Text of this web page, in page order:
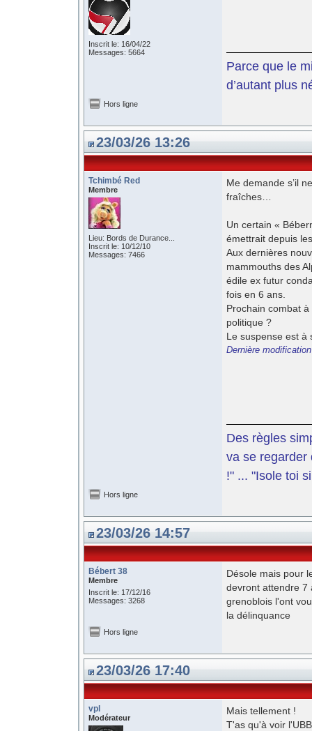
Inscrit le: 16/04/22
Messages: 5664
Parce que le
d’autant plus
Hors ligne
23/03/26 13:26
Tchimbé Red
Membre
Lieu: Bords de Durance...
Inscrit le: 10/12/10
Messages: 7466
Me demande s’il
fraîches…
Un certain «
émettrait depuis
Aux dernières
mammouths des
édile ex futur
fois en 6 ans.
Prochain combat à
politique ?
Le suspense est
Dernière
Des règles
va se regarder
!" ... "Isole toi
Hors ligne
23/03/26 14:57
Bébert 38
Membre
Inscrit le: 17/12/16
Messages: 3268
Désole mais pour
devront attendre 7
grenoblois l'ont
la délinquance
Hors ligne
23/03/26 17:40
vpl
Modérateur
Mais tellement !
T'as qu'à voir